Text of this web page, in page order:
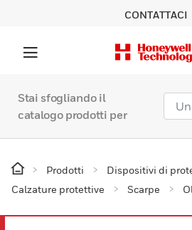
CONTATTACI
Stai sfogliando il
catalogo prodotti per
Prodotti
Dispositivi di
Calzature protettive
Scarpe